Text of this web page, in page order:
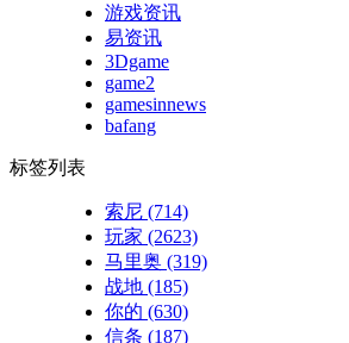
游戏资讯
易资讯
3Dgame
game2
gamesinnews
bafang
标签列表
索尼 (714)
玩家 (2623)
马里奥 (319)
战地 (185)
你的 (630)
信条 (187)